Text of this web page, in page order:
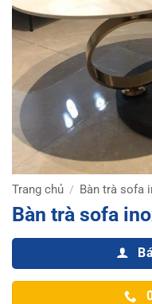
Trang chủ / Bàn trà sofa
Bàn trà sofa